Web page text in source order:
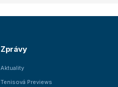
Zprávy
Aktuality
Tenisová Previews